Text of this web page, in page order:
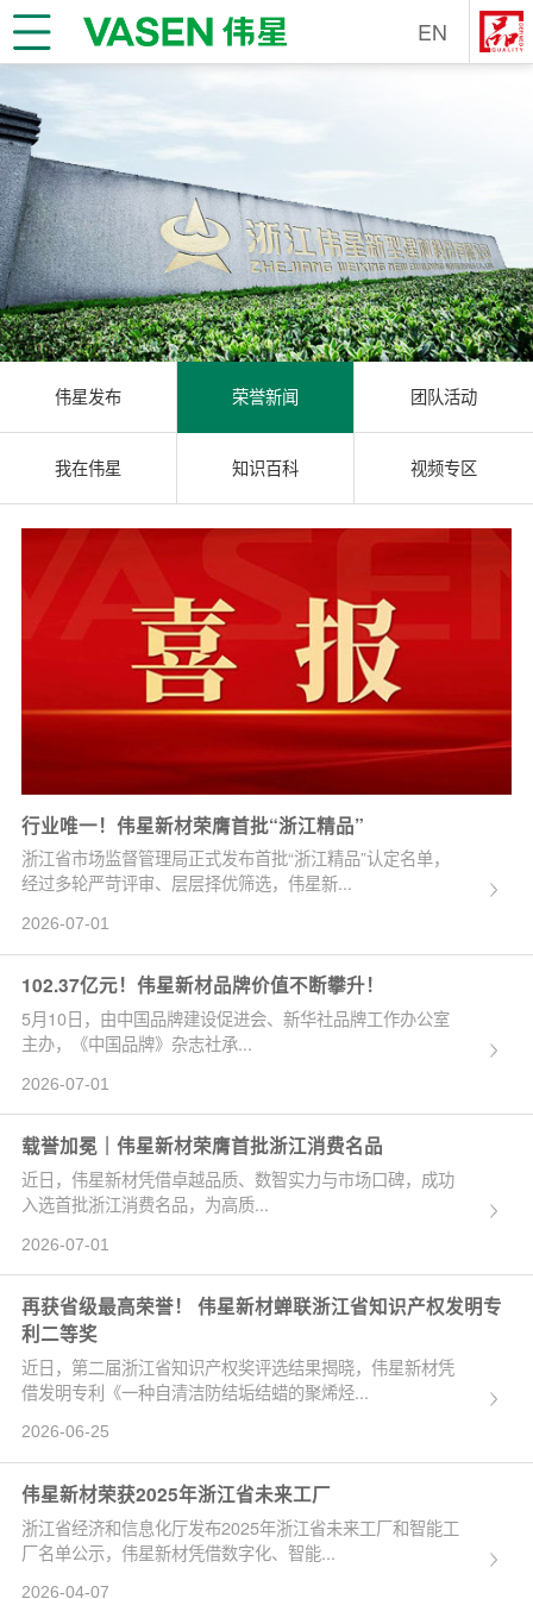
EN
伟星发布 荣誉新闻 团队活动
我在伟星 知识百科 视频专区
行业唯一！伟星新材荣膺首批“浙江精品”
浙江省市场监督管理局正式发布首批“浙江精品”认定名单，
经过多轮严苛评审、层层择优筛选，伟星新...
2026-07-01
102.37亿元！伟星新材品牌价值不断攀升！
5月10日，由中国品牌建设促进会、新华社品牌工作办公室
主办，《中国品牌》杂志社承...
2026-07-01
载誉加冕｜伟星新材荣膺首批浙江消费名品
近日，伟星新材凭借卓越品质、数智实力与市场口碑，成功
入选首批浙江消费名品，为高质...
2026-07-01
再获省级最高荣誉！ 伟星新材蝉联浙江省知识产权发明专
利二等奖
近日，第二届浙江省知识产权奖评选结果揭晓，伟星新材凭
借发明专利《一种自清洁防结垢结蜡的聚烯烃...
2026-06-25
伟星新材荣获2025年浙江省未来工厂
浙江省经济和信息化厅发布2025年浙江省未来工厂和智能工
厂名单公示，伟星新材凭借数字化、智能...
2026-04-07